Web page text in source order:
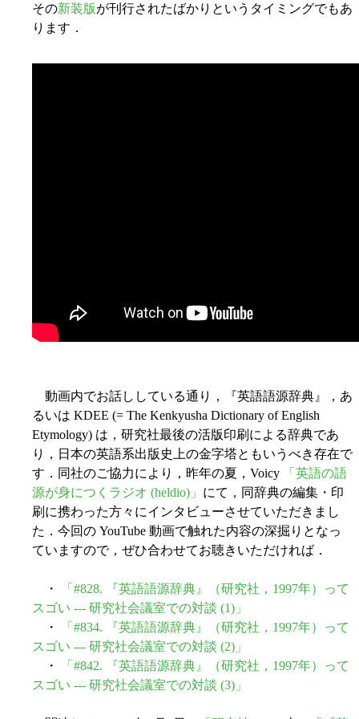
その新装版が刊行されたばかりというタイミングでもあ
ります．
動画内でお話ししている通り，『英語語源辞典』，あ
るいは KDEE (= The Kenkyusha Dictionary of English
Etymology) は，研究社最後の活版印刷による辞典であ
り，日本の英語系出版史上の金字塔ともいうべき存在で
す．同社のご協力により，昨年の夏，Voicy
「英語の語
源が身につくラジオ (heldio)」 にて，同辞典の編集・印
刷に携わった方々にインタビューさせていただきまし
た．今回の YouTube 動画で触れた内容の深掘りとなっ
ていますので，ぜひ合わせてお聴きいただければ．
・
「#828. 『英語語源辞典』（研究社，1997年）って
スゴい --- 研究社会議室での対談 (1)」
・
「#834. 『英語語源辞典』（研究社，1997年）って
スゴい --- 研究社会議室での対談 (2)」
・
「#842. 『英語語源辞典』（研究社，1997年）って
スゴい --- 研究社会議室での対談 (3)」